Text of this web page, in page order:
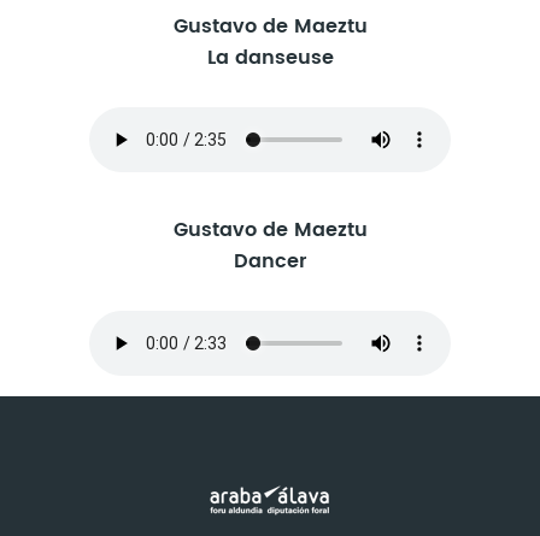
Gustavo de Maeztu
La danseuse
Gustavo de Maeztu
Dancer